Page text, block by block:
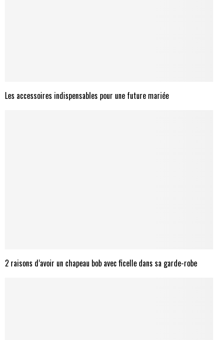
Les accessoires indispensables pour une future mariée
2 raisons d’avoir un chapeau bob avec ficelle dans sa garde-robe